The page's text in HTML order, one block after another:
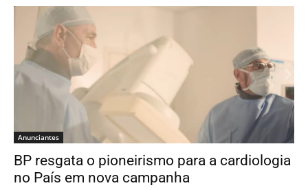
Anunciantes
BP resgata o pioneirismo para a cardiologia
no País em nova campanha